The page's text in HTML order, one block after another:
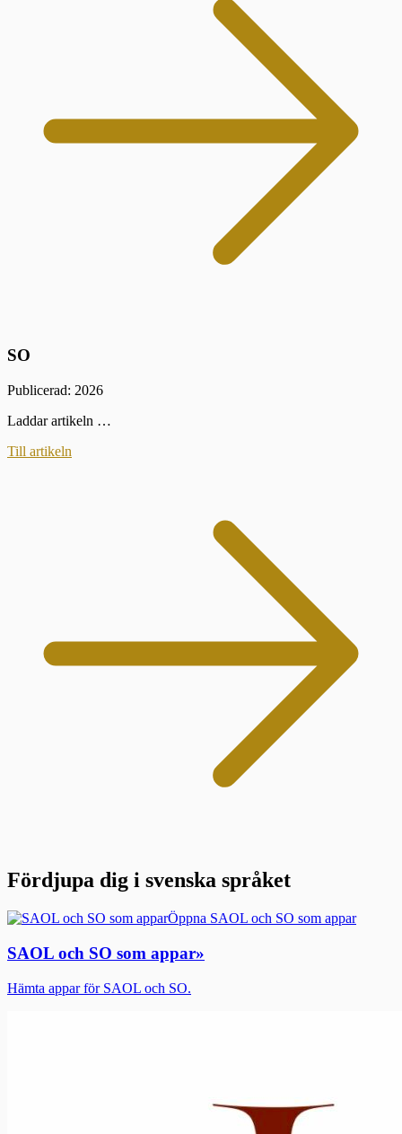
SO
Publicerad: 2026
Laddar artikeln …
Till artikeln
Fördjupa dig i svenska språket
Öppna SAOL och SO som appar
SAOL och SO som appar»
Hämta appar för SAOL och SO.